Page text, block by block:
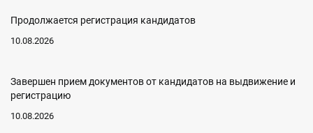
Продолжается регистрация кандидатов
10.08.2026
Завершен прием документов от кандидатов на выдвижение и
регистрацию
10.08.2026